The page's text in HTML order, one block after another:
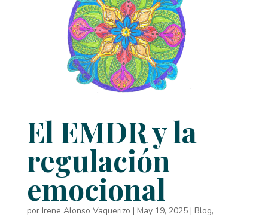
El EMDR y la
regulación
emocional
por Irene Alonso Vaquerizo | May 19, 2025| Blog,